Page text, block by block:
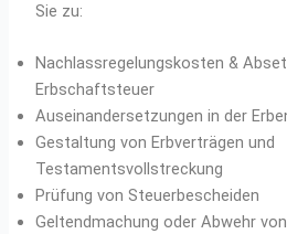
Sie zu:
Nachlassregelungskosten &
Erbschaftsteuer
Auseinandersetzungen in der
Gestaltung von Erbverträgen und
Testamentsvollstreckung
Prüfung von Steuerbescheiden
Geltendmachung oder Abwehr